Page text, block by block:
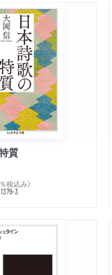
質
税込み）
3